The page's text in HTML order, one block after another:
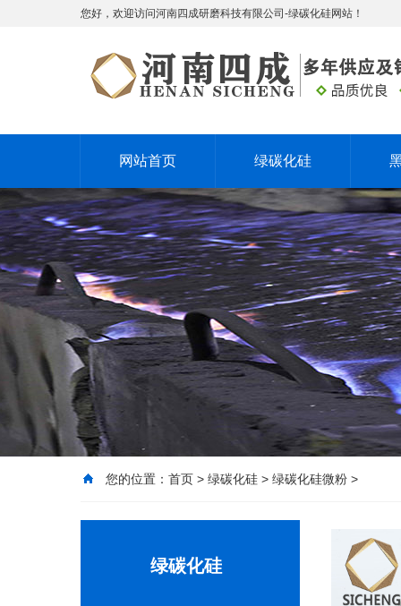
您好，欢迎访问河南四成研磨科技有限公司-绿碳化硅网站！
网站首页 绿碳化硅
您的位置： 首页 > 绿碳化硅 > 绿碳化硅微粉 >
绿碳化硅